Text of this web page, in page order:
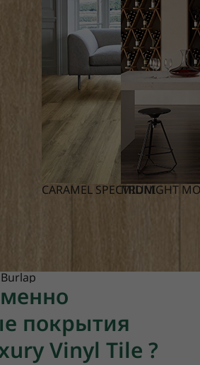
CARAMEL SPECTRUM
MIDNIGHT
покрытия
Vinyl Tile ?